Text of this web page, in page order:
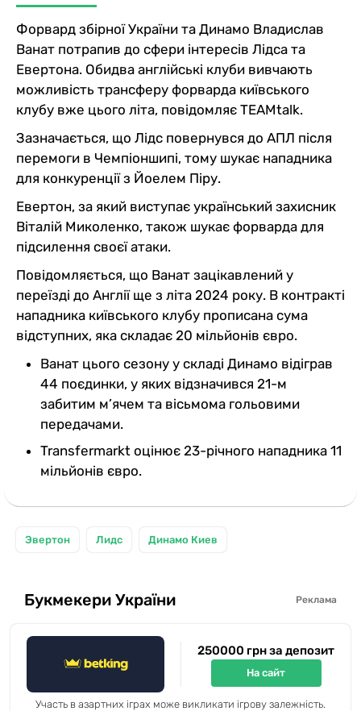
Форвард збірної України та Динамо Владислав
Ванат потрапив до сфери інтересів Лідса та
Евертона. Обидва англійські клуби вивчають
можливість трансферу форварда київського
клубу вже цього літа, повідомляє TEAMtalk.
Зазначається, що Лідс повернувся до АПЛ після
перемоги в Чемпіоншипі, тому шукає нападника
для конкуренції з Йоелем Піру.
Евертон, за який виступає український захисник
Віталій Миколенко, також шукає форварда для
підсилення своєї атаки.
Повідомляється, що Ванат зацікавлений у
переїзді до Англії ще з літа 2024 року. В контракті
нападника київського клубу прописана сума
відступних, яка складає 20 мільйонів євро.
Ванат цього сезону у складі Динамо відіграв
44 поєдинки, у яких відзначився 21-м
забитим м’ячем та вісьмома гольовими
передачами.
Transfermarkt оцінює 23-річного нападника 11
мільйонів євро.
Эвертон Лидс Динамо Киев
Букмекери України Реклама
250000 грн за депозит
На сайт
Участь в азартних іграх може викликати ігрову залежність.